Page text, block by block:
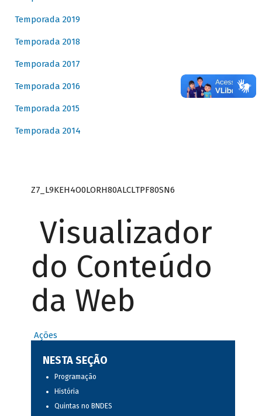
Temporada 2019
Temporada 2018
Temporada 2017
Temporada 2016
Temporada 2015
Temporada 2014
Z7_L9KEH4O0LORH80ALCLTPF80SN6
Visualizador
do Conteúdo
da Web
Ações
NESTA SEÇÃO
Programação
História
Quintas no BNDES